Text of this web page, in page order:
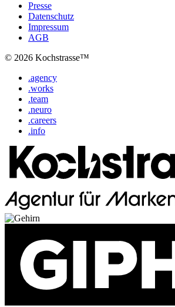
Presse
Datenschutz
Impressum
AGB
© 2026 Kochstrasse™
.agency
.works
.team
.neuro
.careers
.info